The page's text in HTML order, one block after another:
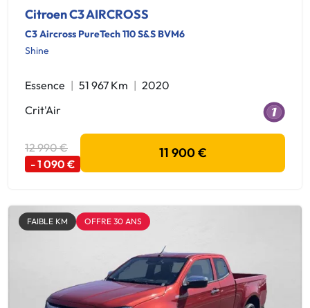
Citroen C3 AIRCROSS
C3 Aircross PureTech 110 S&S BVM6
Shine
Essence 51 967 Km
2020
Crit'Air
12 990 €
- 1 090 €
11 900 €
FAIBLE KM OFFRE 30 ANS